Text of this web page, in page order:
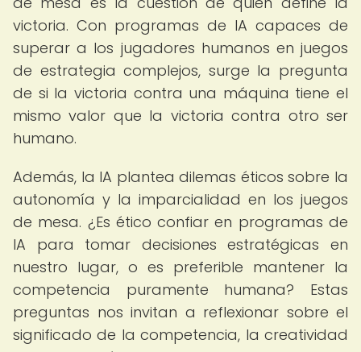
victoria. Con programas de IA capaces de
superar a los jugadores humanos en juegos
de estrategia complejos, surge la pregunta
de si la victoria contra una máquina tiene el
mismo valor que la victoria contra otro ser
humano.
Además, la IA plantea dilemas éticos sobre la
autonomía y la imparcialidad en los juegos
de mesa. ¿Es ético confiar en programas de
IA para tomar decisiones estratégicas en
nuestro lugar, o es preferible mantener la
competencia puramente humana? Estas
preguntas nos invitan a reflexionar sobre el
significado de la competencia, la creatividad